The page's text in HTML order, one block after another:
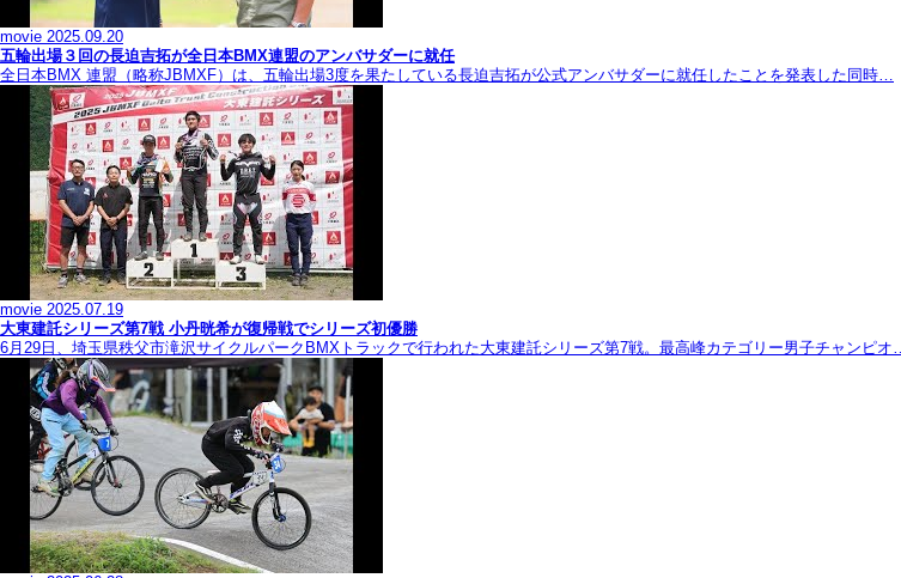
movie 2025.09.20
五輪出場３回の長迫吉拓が全日本BMX連盟のアンバサダーに就任
全日本BMX 連盟（略称JBMXF）は、五輪出場3度を果たしている長迫吉拓が公式アンバサダーに就任したことを発表した同時…
movie 2025.07.19
大東建託シリーズ第7戦 ⼩丹晄希が復帰戦でシリーズ初優勝
6月29日、埼玉県秩父市滝沢サイクルパークBMXトラックで行われた大東建託シリーズ第7戦。最高峰カテゴリー男子チャンピオ…